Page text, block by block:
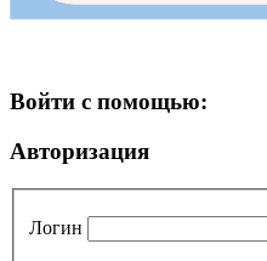
Войти с помощью:
Авторизация
Логин